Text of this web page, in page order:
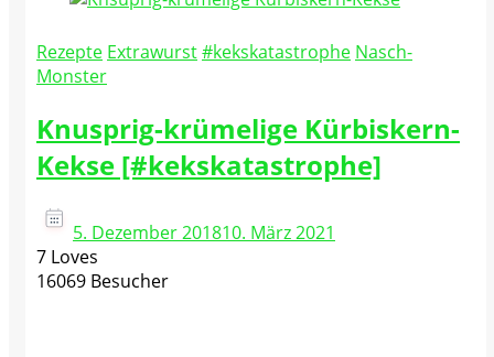
Rezepte Extrawurst#kekskatastrophe Nasch-
Monster
Knusprig-krümelige Kürbiskern-
Kekse [#kekskatastrophe]
5. Dezember 201810. März 2021
7 Loves
16069 Besucher